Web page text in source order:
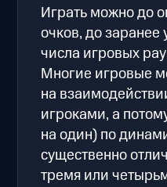
Играть можно до
очков, до заранее
числа игровых
Многие игровые
на
игроками, а
на один) по
существенно
тремя или